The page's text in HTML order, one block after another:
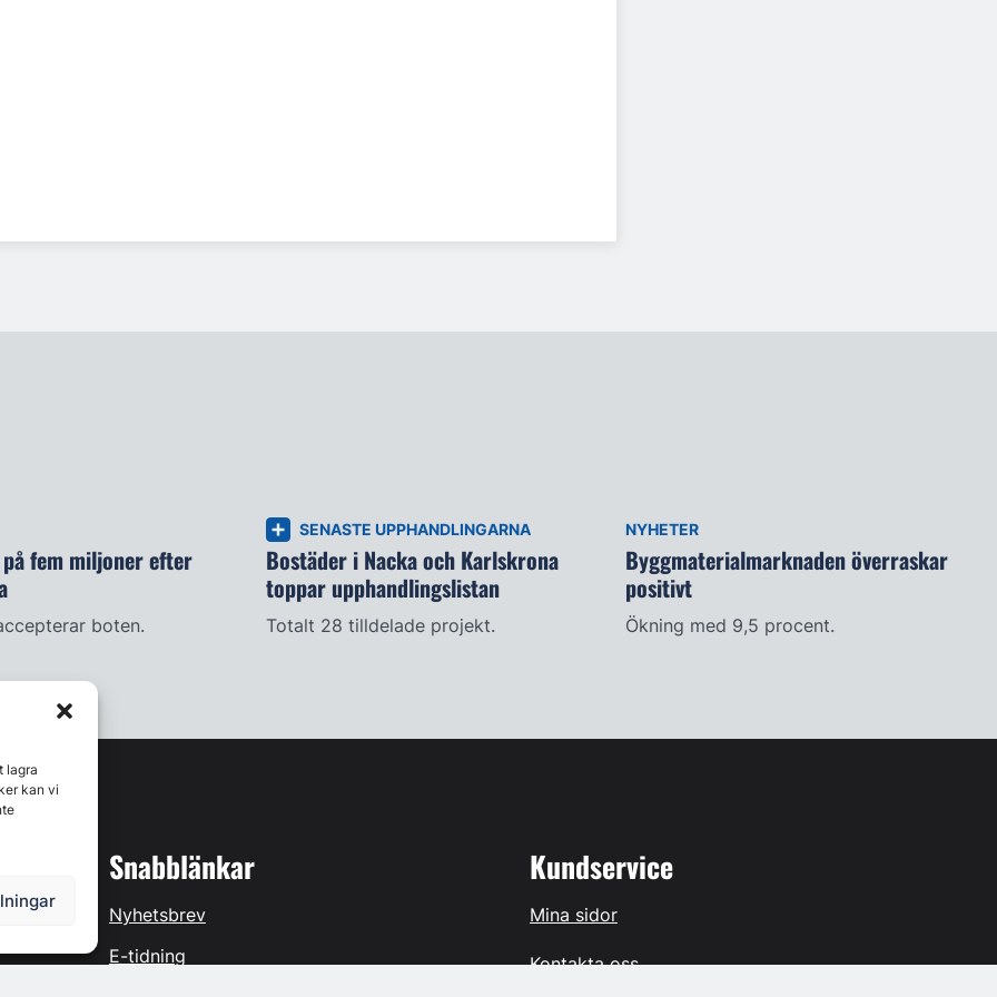
lagra
kan vi
på fem miljoner efter
boten.
SENASTE UPPHANDLINGARNA
Bostäder i Nacka och Karlskrona
toppar upphandlingslistan
Totalt 28 tilldelade projekt.
NYHETER
Byggmaterialmarknaden överraskar
positivt
Ökning med 9,5 procent.
Snabblänkar
Nyhetsbrev
E-tidning
Kundservice
Mina sidor
Kontakta oss